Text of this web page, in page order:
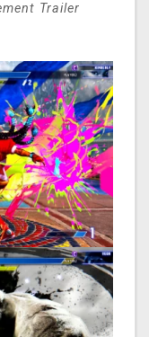
Trailer